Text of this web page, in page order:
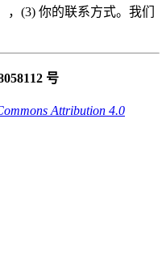
，(3) 你的联系方式。我们
号
Attribution 4.0